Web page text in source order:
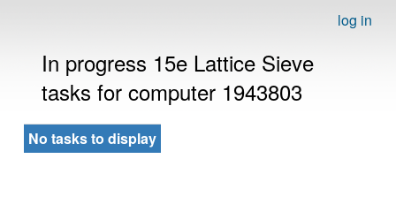
log in
In progress 15e Lattice Sieve
tasks for computer 1943803
No tasks to display